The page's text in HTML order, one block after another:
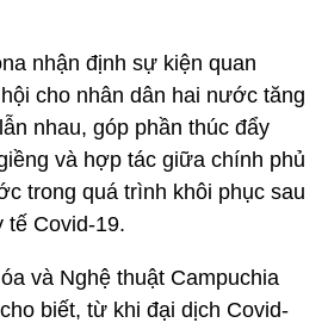
nhận định sự kiện quan
cho nhân dân hai nước tăng
nhau, góp phần thúc đẩy
và hợp tác giữa chính phủ
trong quá trình khôi phục sau
tế Covid-19.
và Nghệ thuật Campuchia
biết, từ khi đại dịch Covid-